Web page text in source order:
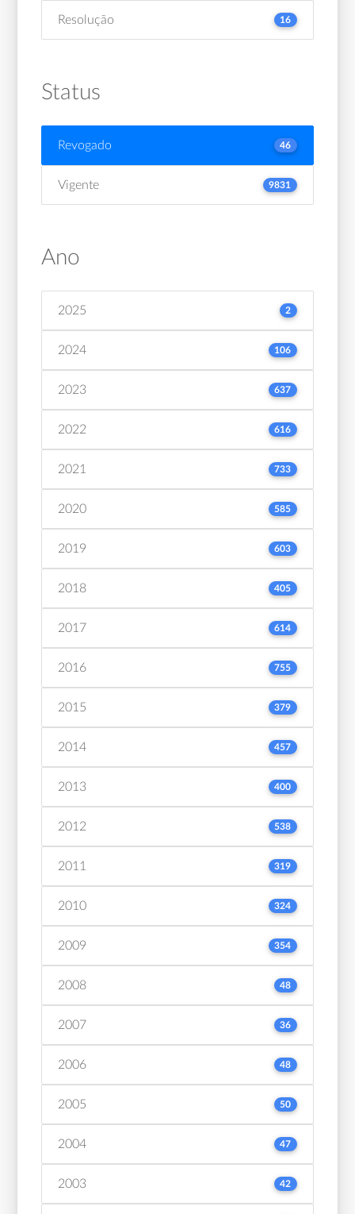
Resolução 16
Status
Revogado 46
Vigente 9831
Ano
2025 2
2024 106
2023 637
2022 616
2021 733
2020 585
2019 603
2018 405
2017 614
2016 755
2015 379
2014 457
2013 400
2012 538
2011 319
2010 324
2009 354
2008 48
2007 36
2006 48
2005 50
2004 47
2003 42